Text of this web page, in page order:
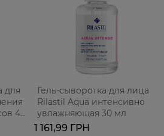
для
40
Гель-сыворотка для лица
Rilastil Aqua интенсивно
увлажняющая 30 мл
1 161,99 ГРН